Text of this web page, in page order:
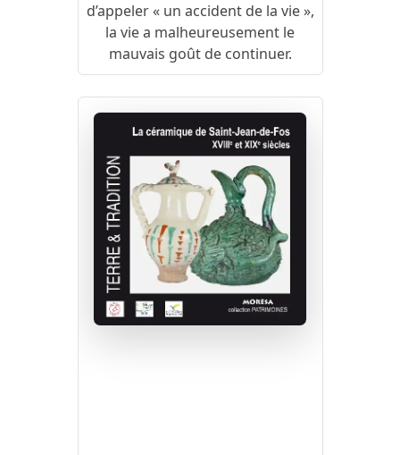
d’appeler « un accident de la vie »,
la vie a malheureusement le
mauvais goût de continuer.